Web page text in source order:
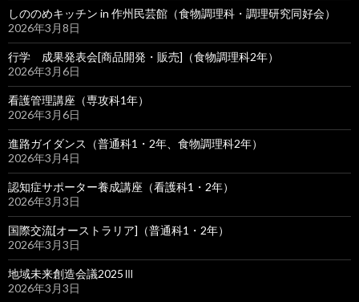
しののめキッチン in 作州民芸館（食物調理科・調理研究同好会）
2026年3月8日
行学 成果発表会[商品開発・販売]（食物調理科2年）
2026年3月6日
看護管理講座（専攻科1年）
2026年3月6日
進路ガイダンス（普通科1・2年、食物調理科2年）
2026年3月4日
認知症サポーター養成講座（看護科1・2年）
2026年3月3日
国際交流[オーストラリア]（普通科1・2年）
2026年3月3日
地域未来創造会議2025Ⅲ
2026年3月3日